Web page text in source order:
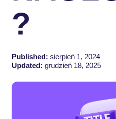
?
Published: sierpień 1, 2024
Updated: grudzień 18, 2025